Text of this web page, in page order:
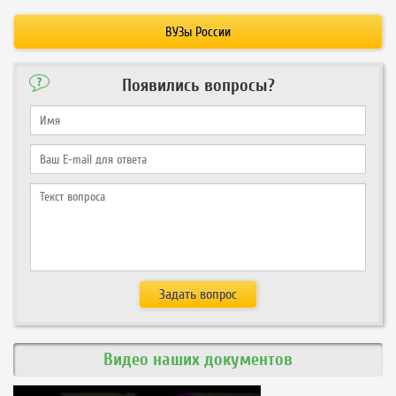
ВУЗы России
Появились вопросы?
Видео наших документов